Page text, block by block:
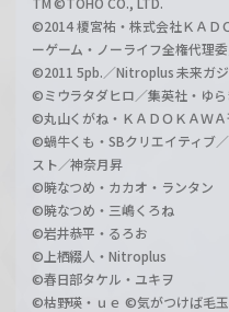
©2014 榎宮祐・株式会社ＫＡＤ
ーゲーム・ノーライフ全権代理
©2011 5pb.／Nitroplus 未来ガ
©ミウラタダヒロ／集英社・ゆ
©丸山くがね・ＫＡＤＯＫＡＷ
©蝸牛くも・SBクリエイティブ
スト／神奈月昇
©暁なつめ・カカオ・ランタン
©暁なつめ・三嶋くろね
©岩井恭平・るろお
©上栖綴人・Nitroplus
©春日部タケル・ユキヲ
©枯野瑛・ｕｅ ©気がつけば毛